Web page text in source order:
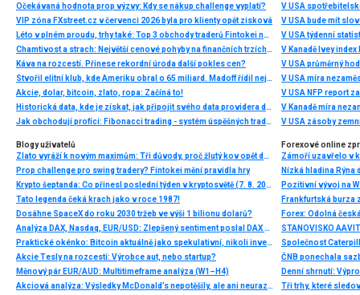
Očekávaná hodnota prop výzvy: Kdy se nákup challenge vyplatí?
VIP zóna FXstreet.cz v červenci 2026 byla pro klienty opět zisková
Léto v plném proudu, trhy také: Top 3 obchody traderů Fintokei na indexech a zlatě
Chamtivost a strach: Největší cenové pohyby na finančních trzích (červenec 2026)
Káva na rozcestí. Přinese rekordní úroda další pokles cen?
Stvořil elitní klub, kde Ameriku obral o 65 miliard. Madoff řídil největší Ponzi dějin
Akcie, dolar, bitcoin, zlato, ropa: Začíná to!
Historická data, kde je získat, jak připojit svého data providera do MultiCharts a proč je budeme potřebovat? (4. díl)
Jak obchodují profíci: Fibonacci trading - systém úspěšných traderů
V USA
V USA bude mít
V USA týdenní
V Kanadě Ivey index
V USA průměrný
V USA míra
V USA NFP report
V Kanadě míra
V USA zásoby
Blogy uživatelů
Zlato vyráží k novým maximům: Tři důvody, proč žlutý kov opět dominuje
Prop challenge pro swing tradery? Fintokei mění pravidla hry
Krypto šeptanda: Co přinesl poslední týden v kryptosvětě (7. 8. 2026)
Tato legenda čeká krach jako v roce 1987!
Dosáhne SpaceX do roku 2030 tržeb ve výši 1 bilionu dolarů?
Analýza DAX, Nasdaq, EUR/USD: Zlepšený sentiment poslal DAX na nová maxima
Praktické okénko: Bitcoin aktuálně jako spekulativní, nikoli investiční aktivum
Akcie Tesly na rozcestí: Výrobce aut, nebo startup?
Měnový pár EUR/AUD: Multitimeframe analýza (W1–H4)
Akciová analýza: Výsledky McDonald’s nepotěšily, ale ani neurazily. Jakou vizi společnost prezentovala?
Forexové online
Nízká hladina
Pozitivní vývoj na
Frankfurtská burza
Denní shrnutí:
Tři trhy, které